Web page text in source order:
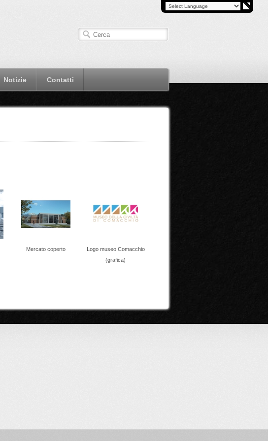
Notizie Contatti
Mercato coperto
Logo museo Comacchio
(grafica)